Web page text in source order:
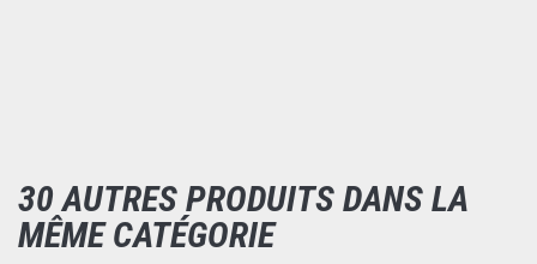
30 AUTRES PRODUITS DANS LA
MÊME CATÉGORIE